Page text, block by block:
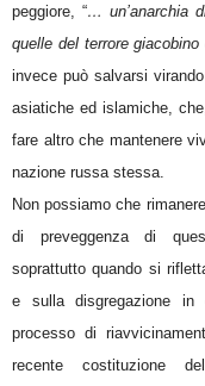
peggiore, “… un’anarchia
quelle del terrore
invece può salvarsi
asiatiche ed islamiche,
fare altro che mantenere
nazione russa stessa.
Non possiamo che
di preveggenza di
soprattutto quando si
e sulla disgregazione
processo di
recente costituzione